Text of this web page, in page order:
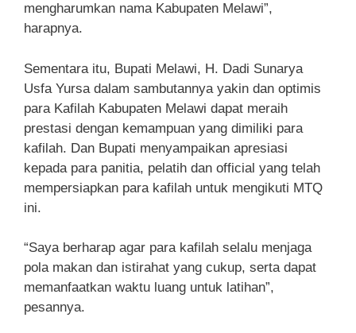
mengharumkan nama Kabupaten Melawi”,
harapnya.
Sementara itu, Bupati Melawi, H. Dadi Sunarya
Usfa Yursa dalam sambutannya yakin dan optimis
para Kafilah Kabupaten Melawi dapat meraih
prestasi dengan kemampuan yang dimiliki para
kafilah. Dan Bupati menyampaikan apresiasi
kepada para panitia, pelatih dan official yang telah
mempersiapkan para kafilah untuk mengikuti MTQ
ini.
“Saya berharap agar para kafilah selalu menjaga
pola makan dan istirahat yang cukup, serta dapat
memanfaatkan waktu luang untuk latihan”,
pesannya.